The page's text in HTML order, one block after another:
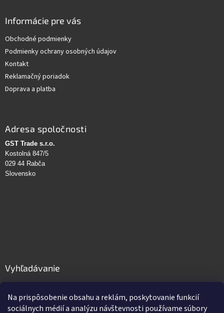
Na prispôsobenie obsahu a reklám, poskytovanie funkcií
sociálnych médií a analýzu návštevnosti používame súbory
Informácie pre vás
Obchodné podmienky
Podmienky ochrany osobných údajov
Kontakt
Reklamačný poriadok
Doprava a platba
Adresa spoločnosti
GST Trade s.r.o.
Kostolná 847/5
029 44 Rabča
Slovensko
Vyhľadávanie
HĽADAŤ